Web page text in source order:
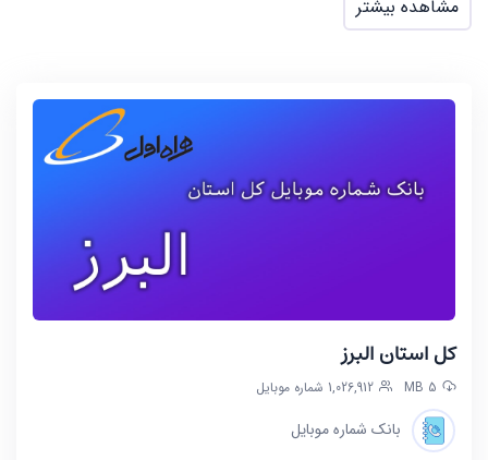
آخرین بروز رسانی این فایل در تاریخ 1402/05/09 انجام
***تمامی فایل ها ممکن است به علت واگذاری خط توسط
صاحب آن و یا تغییرات وابسته به اینگونه موارد از 10 تا
مشاهده بیشتر
کل استان البرز
5 MB 1,026,912 شماره موبایل
بانک شماره موبایل